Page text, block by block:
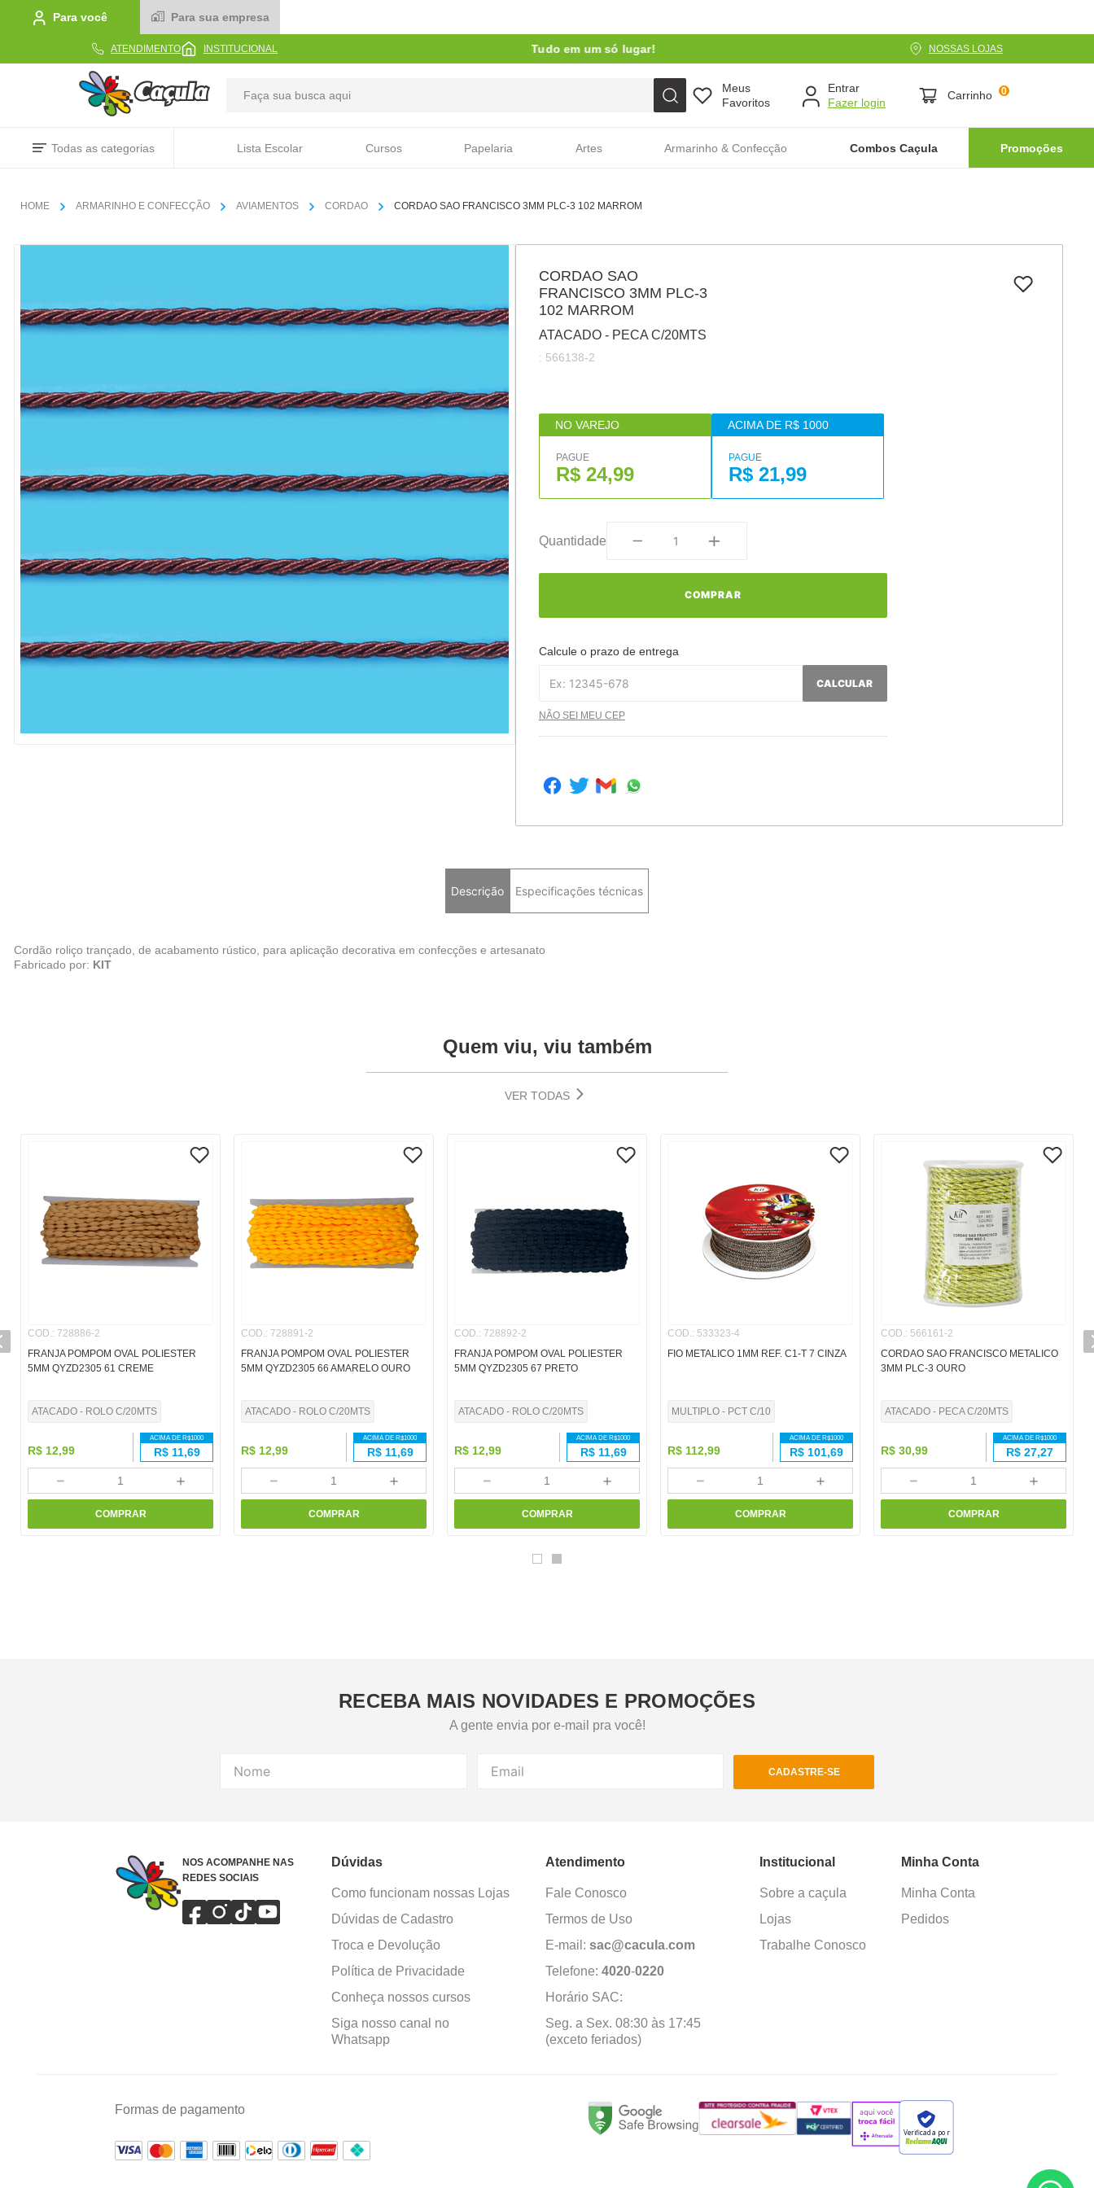
Para você Para sua empresa
ATENDIMENTO INSTITUCIONAL Tudo em um só lugar! NOSSAS LOJAS
Meus
Favoritos
Entrar
Carrinho 0
Todas as categorias Lista Escolar Cursos Papelaria Artes Armarinho & Confecção Combos Caçula Promoções
ARMARINHO E CONFECÇÃO AVIAMENTOS CORDAO CORDAO SAO FRANCISCO 3MM PLC-3 102 MARROM
CORDAO SAO
FRANCISCO 3MM PLC-3
102 MARROM
ATACADO - PECA C/20MTS
: 566138-2
NO VAREJO
PAGUE
R$ 24,99
ACIMA DE R$ 1000
PAGUE
R$ 21,99
Quantidade
COMPRAR
Calcule o prazo de entrega
CALCULAR
NÃO SEI MEU CEP
Descrição Especificações técnicas
Cordão roliço trançado, de acabamento rústico, para aplicação decorativa em confecções e artesanato
Fabricado por: KIT
Quem viu, viu também
VER TODAS
COD.: 728886-2
FRANJA POMPOM OVAL POLIESTER
5MM QYZD2305 61 CREME
ATACADO - ROLO C/20MTS
R$ 12,99
ACIMA DE R$1000
R$ 11,69
＋
－
COMPRAR
COD.: 728891-2
FRANJA POMPOM OVAL POLIESTER
5MM QYZD2305 66 AMARELO OURO
ATACADO - ROLO C/20MTS
R$ 12,99
ACIMA DE R$1000
R$ 11,69
＋
－
COMPRAR
COD.: 728892-2
FRANJA POMPOM OVAL POLIESTER
5MM QYZD2305 67 PRETO
ATACADO - ROLO C/20MTS
R$ 12,99
ACIMA DE R$1000
R$ 11,69
＋
－
COMPRAR
COD.: 533323-4
FIO METALICO 1MM REF. C1-T 7 CINZA
MULTIPLO - PCT C/10
R$ 112,99
ACIMA DE R$1000
R$ 101,69
＋
－
COMPRAR
COD.: 566161-2
CORDAO SAO FRANCISCO METALICO
3MM PLC-3 OURO
ATACADO - PECA C/20MTS
R$ 30,99
ACIMA DE R$1000
R$ 27,27
＋
－
COMPRAR
RECEBA MAIS NOVIDADES E PROMOÇÕES
A gente envia por e-mail pra você!
CADASTRE-SE
NOS ACOMPANHE NAS
REDES SOCIAIS
Dúvidas
Como funcionam nossas Lojas
Dúvidas de Cadastro
Troca e Devolução
Política de Privacidade
Conheça nossos cursos
Siga nosso canal no
Whatsapp
Atendimento
Fale Conosco
Termos de Uso
E-mail: sac@cacula.com
Telefone: 4020-0220
Horário SAC:
Seg. a Sex. 08:30 às 17:45
(exceto feriados)
Institucional
Sobre a caçula
Lojas
Trabalhe Conosco
Minha Conta
Minha Conta
Pedidos
Formas de pagamento
Verificada por
TERMOS MAIS BUSCADOS
linha
6º pincel
9º barbante